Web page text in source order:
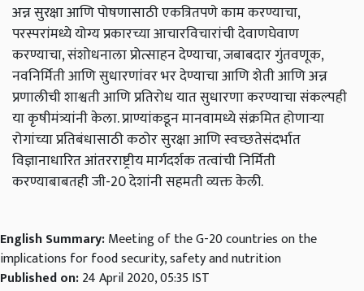
अन्न सुरक्षा आणि पोषणासाठी एकत्रितपणे काम करण्याचा,
परस्परांमध्ये योग्य प्रकारच्या आचारविचारांची देवाणघेवाण
करण्याचा, संशोधनाला प्रोत्साहन देण्याचा, जबाबदार गुंतवणूक,
नवनिर्मिती आणि सुधारणांवर भर देण्याचा आणि शेती आणि अन्न
प्रणालीची शाश्वती आणि प्रतिरोध यात सुधारणा करण्याचा संकल्पही
या कृषीमंत्र्यांनी केला. प्राण्यांकडून मानवामध्ये संक्रमित होणाऱ्या
रोगांच्या प्रतिबंधासाठी कठोर सुरक्षा आणि स्वच्छतेसंदर्भात
विज्ञानाधारित आंतरराष्ट्रीय मार्गदर्शक तत्वांची निर्मिती
करण्याबाबतही जी-20 देशांनी सहमती व्यक्त केली.
English Summary:Meeting of the G-20 countries on the
implications for food security, safety and nutrition
Published on:24 April 2020, 05:35 IST